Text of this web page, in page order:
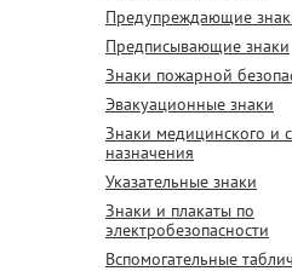
Предупреждающие
Предписывающие знаки
Знаки пожарной
Эвакуационные знаки
Знаки медицинского и
назначения
Указательные знаки
Знаки и плакаты по
электробезопасности
Вспомогательные